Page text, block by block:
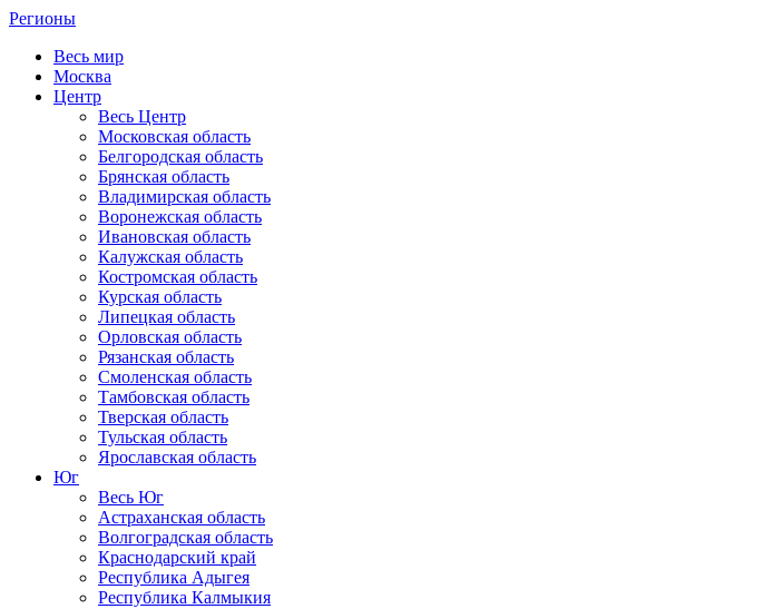
Регионы
Весь мир
Москва
Центр
Весь Центр
Московская область
Белгородская область
Брянская область
Владимирская область
Воронежская область
Ивановская область
Калужская область
Костромская область
Курская область
Липецкая область
Орловская область
Рязанская область
Смоленская область
Тамбовская область
Тверская область
Тульская область
Ярославская область
Юг
Весь Юг
Астраханская область
Волгоградская область
Краснодарский край
Республика Адыгея
Республика Калмыкия